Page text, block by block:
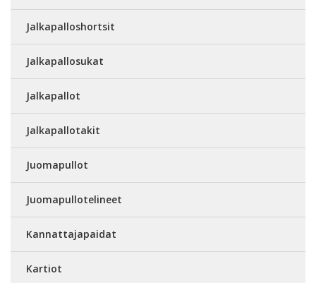
Jalkapalloshortsit
Jalkapallosukat
Jalkapallot
Jalkapallotakit
Juomapullot
Juomapullotelineet
Kannattajapaidat
Kartiot